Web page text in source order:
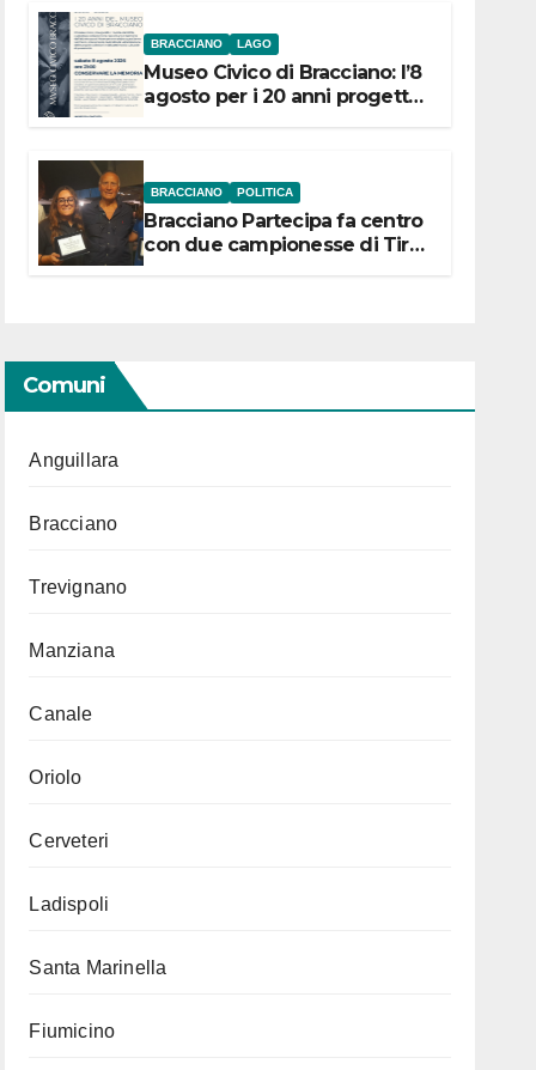
BRACCIANO LAGO
Museo Civico di Bracciano: l’8
agosto per i 20 anni progetto
BRACCIANO POLITICA
Bracciano Partecipa fa centro
con due campionesse di Tiro
Comuni
Anguillara
Bracciano
Trevignano
Manziana
Canale
Oriolo
Cerveteri
Ladispoli
Santa Marinella
Fiumicino